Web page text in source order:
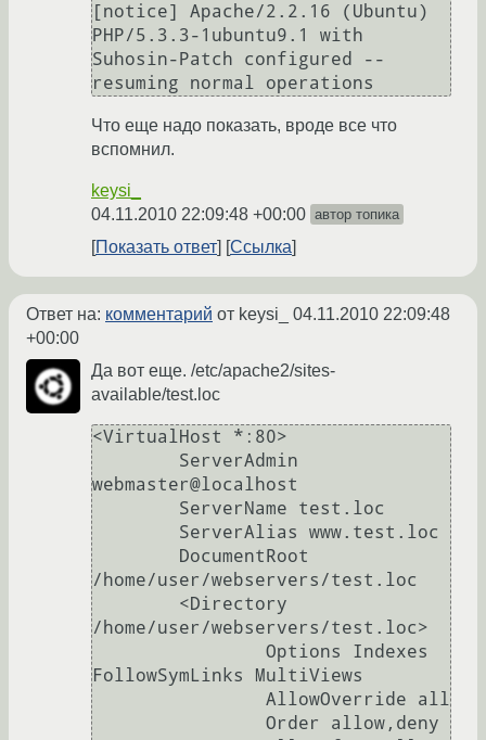
[notice] Apache/2.2.16 (Ubuntu)
PHP/5.3.3-1ubuntu9.1 with
Suhosin-Patch configured --
Что еще надо показать, вроде все что
вспомнил.
keysi_
04.11.2010 22:09:48 +00:00 автор топика
Показать ответ Ссылка
Ответ на: комментарий от keysi_ 04.11.2010 22:09:48
+00:00
Да вот еще. /etc/apache2/sites-
available/test.loc
<VirtualHost *:80>
webmaster@localhost
/home/user/webservers/test.loc
/home/user/webservers/test.loc>
FollowSymLinks MultiViews